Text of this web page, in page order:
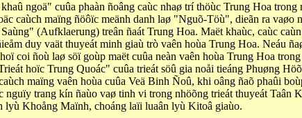
ngoä" cuûa phaàn ñoâng caùc nhaø trí thöùc Trung Hoa
caùch maïng ñöôïc meänh danh laø "Nguõ-Töù", dieãn ra vaøo
(Aufklaerung) treân ñaát Trung Hoa. Maët khaùc, caùc
duy vaät thuyeát minh giaù trò vaên hoùa Trung Hoa. Neáu
coi ñoù laø söï goùp maët cuûa neàn vaên hoùa Trung Hoa
hoïc Trung Quoác" cuûa trieát söû gia noåi tieáng Phuøng
maïng vaên hoùa cuûa Veä Binh Ñoû, khi oâng ñaõ phaûi
trang kín ñaùo vaø tinh vi trong nhöõng trieát thuyeát
lyù Khoång Maïnh, choáng laïi luaân lyù Kitoâ giaùo.